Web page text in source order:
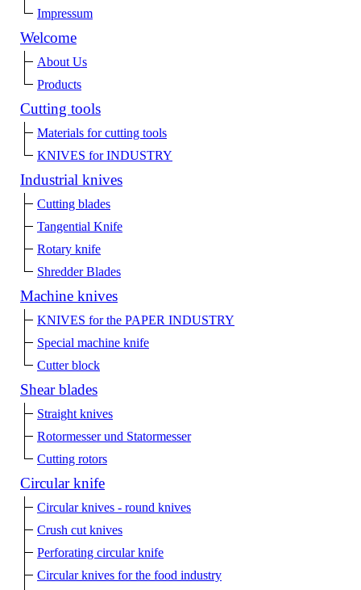
Impressum
Welcome
About Us
Products
Cutting tools
Materials for cutting tools
KNIVES for INDUSTRY
Industrial knives
Cutting blades
Tangential Knife
Rotary knife
Shredder Blades
Machine knives
KNIVES for the PAPER INDUSTRY
Special machine knife
Cutter block
Shear blades
Straight knives
Rotormesser und Statormesser
Cutting rotors
Circular knife
Circular knives - round knives
Crush cut knives
Perforating circular knife
Circular knives for the food industry